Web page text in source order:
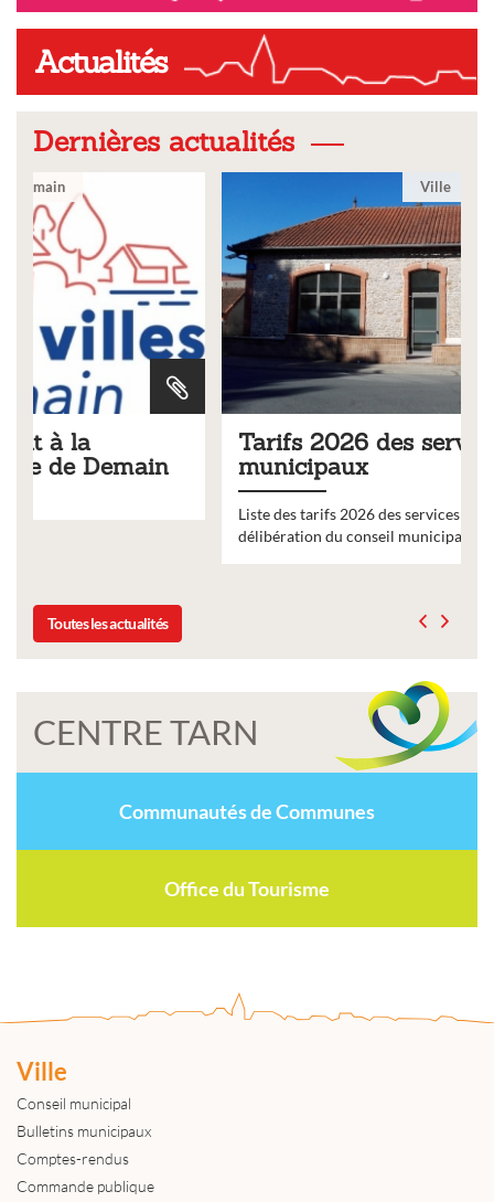
Actualités
Dernières actualités
Tarifs 2026 des services
municipaux
Liste des tarifs 2026 des services municipaux,
délibération du conseil municipal du 19 décembre 2025
Toutes les actualités
CENTRE TARN
Communautés de Communes
Office du Tourisme
Ville
Conseil municipal
Bulletins municipaux
Comptes-rendus
Commande publique